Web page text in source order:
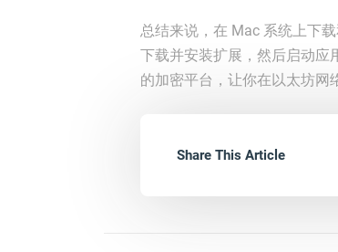
总结来说，在 Mac 系统上下
下载并安装扩展，然后启动应
的加密平台，让你在以太坊网
Share This Article